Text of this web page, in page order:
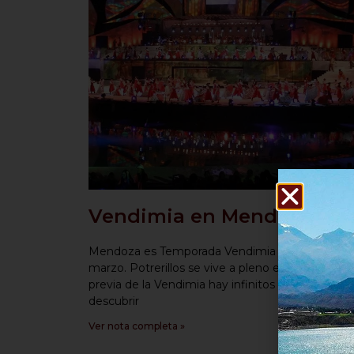
Vendimia en Mendoza 2024
Mendoza es Temporada Vendimia en febrero y
marzo. Potrerillos se vive a pleno en 2024. Como
previa de la Vendimia hay infinitos lugares para
descubrir
Ver nota completa »